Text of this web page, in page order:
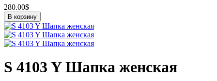
280.00$
В корзину
S 4103 Y Шапка женская